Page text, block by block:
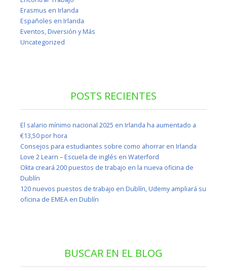
Erasmus en Irlanda
Españoles en Irlanda
Eventos, Diversión y Más
Uncategorized
POSTS RECIENTES
El salario mínimo nacional 2025 en Irlanda ha aumentado a
€13,50 por hora
Consejos para estudiantes sobre como ahorrar en Irlanda
Love 2 Learn – Escuela de inglés en Waterford
Okta creará 200 puestos de trabajo en la nueva oficina de
Dublín
120 nuevos puestos de trabajo en Dublín, Udemy ampliará su
oficina de EMEA en Dublín
BUSCAR EN EL BLOG